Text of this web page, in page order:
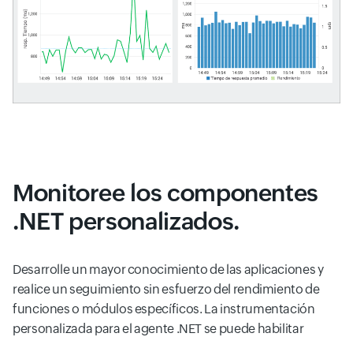
Monitoree los componentes
.NET personalizados.
Desarrolle un mayor conocimiento de las aplicaciones y
realice un seguimiento sin esfuerzo del rendimiento de
funciones o módulos específicos. La instrumentación
personalizada para el agente .NET se puede habilitar